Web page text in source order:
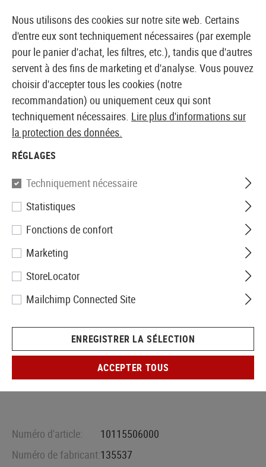
BOUTIQUE ET GROSSISTE EUROPÉEN AIRSOFT
Accueil Accessoires d'Airsoft Pièces et accéssoires
Tokyo Marui
Silencer Adapter VSR-10
Numéro d'article:
10115506000
Numéro de fabricant:135537
Nous utilisons des cookies sur notre site web. Certains
d'entre eux sont techniquement nécessaires (par exemple
pour le panier d'achat, les filtres, etc.), tandis que d'autres
servent à des fins de marketing et d'analyse. Vous pouvez
choisir d'accepter tous les cookies (notre
recommandation) ou uniquement ceux qui sont
techniquement nécessaires. Lire plus d'informations sur
la protection des données.
RÉGLAGES
Techniquement nécessaire
Statistiques
Fonctions de confort
Marketing
StoreLocator
Mailchimp Connected Site
ENREGISTRER LA SÉLECTION
ACCEPTER TOUS